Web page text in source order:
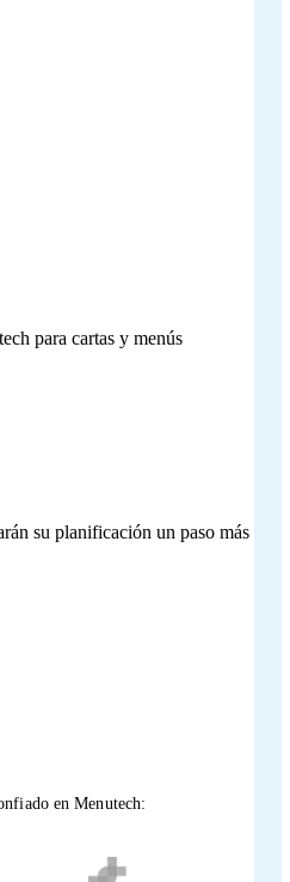
para cartas y menús
su planificación un paso más
en Menutech: